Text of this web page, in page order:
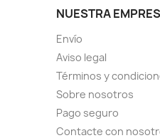
NUESTRA
Envío
Aviso legal
Términos y
Sobre nosotros
Pago seguro
Contacte con